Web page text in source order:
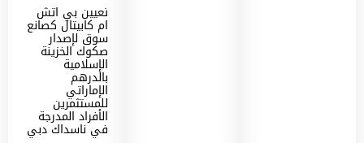
تعيين بي اتش
ام كابيتال كصانع
سوق لإصدار
صكوك الخزينة
الإسلامية
بالدرهم
الإماراتي
للمستثمرين
الأفراد المدرجة
في ناسداك دبي